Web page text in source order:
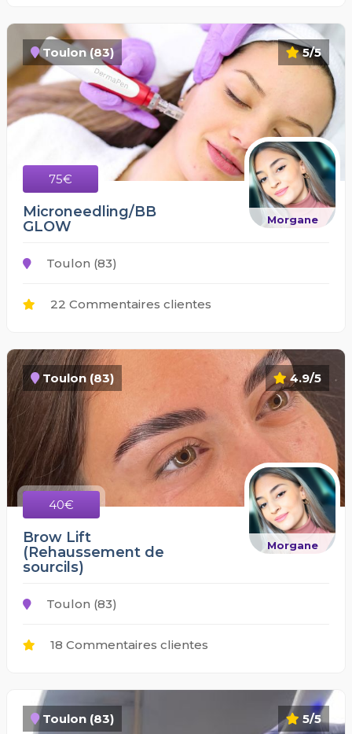
5/5
Toulon (83)
75€
Morgane
Microneedling/BB
GLOW
Toulon (83)
22 Commentaires clientes
4.9/5
Toulon (83)
40€
Morgane
Brow Lift
(Rehaussement de
sourcils)
Toulon (83)
18 Commentaires clientes
5/5
Toulon (83)